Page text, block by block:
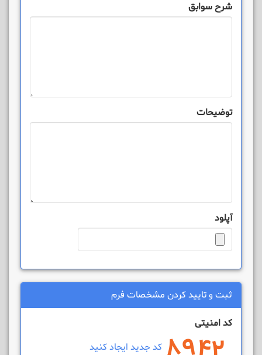
شرح سوابق
توضیحات
آپلود
ثبت و تایید کردن مشخصات فرم
کد امنیتی
کد جدید ایجاد کنید